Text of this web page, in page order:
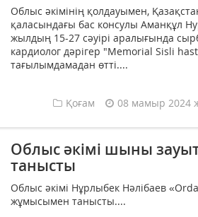
Облыс әкiмiнiң қолдауымен,
қаласындағы бас консулы Аманқұл
жылдың 15-27 сәуірі аралығында
кардиолог дәрігер "Memorial Sisli
тағылымдамадан өтті....
Қоғам 08 мамыр 2024
Облыс әкімі шыны
танысты
Облыс әкімі Нұрлыбек Нәлібаев
жұмысымен танысты....